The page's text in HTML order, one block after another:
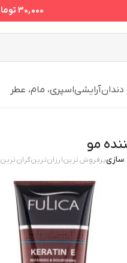
30,000 تومان
آرایشیاسپری، مام، عطر
مو
سازیپرفروش‌ترینارزان‌ترینگران‌ترین